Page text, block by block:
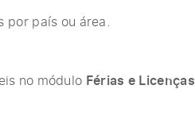
por país ou área.
no módulo Férias e Licenças